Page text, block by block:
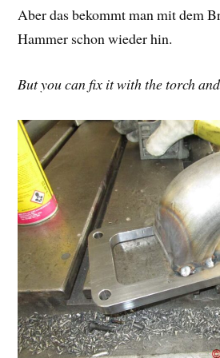
Aber das bekommt man mit dem
Hammer schon wieder hin.
But you can fix it with the torch